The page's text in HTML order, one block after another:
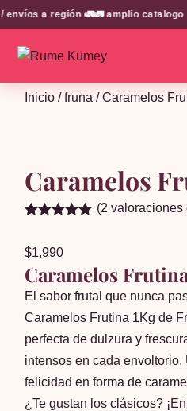
a región 🚛🚛 amplio catalogo
Inicio /fruna / Caramelos
Caramelos
5 basado
en
puntuaciones
de clientes
(2 valoraciones
$1,990
Caramelos
El sabor frutal que nunca
Caramelos Frutina 1Kg de
perfecta de dulzura y
intensos en cada
felicidad en forma de
¿Te gustan los clásicos?